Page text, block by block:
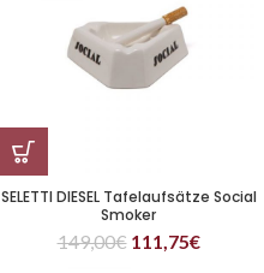
SELETTI DIESEL Tafelaufsätze Social
Smoker
149,00€ 111,75€